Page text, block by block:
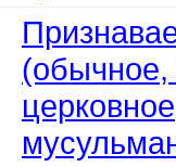
(обычное,